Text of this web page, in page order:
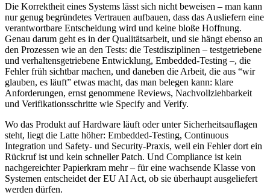
Die Korrektheit eines Systems lässt sich nicht beweisen – man kann
nur genug begründetes Vertrauen aufbauen, dass das Ausliefern eine
verantwortbare Entscheidung wird und keine bloße Hoffnung.
Genau darum geht es in der Qualitätsarbeit, und sie hängt ebenso an
den Prozessen wie an den Tests: die Testdisziplinen – testgetriebene
und verhaltensgetriebene Entwicklung, Embedded-Testing –, die
Fehler früh sichtbar machen, und daneben die Arbeit, die aus “wir
glauben, es läuft” etwas macht, das man belegen kann: klare
Anforderungen, ernst genommene Reviews, Nachvollziehbarkeit
und Verifikationsschritte wie Specify and Verify.
Wo das Produkt auf Hardware läuft oder unter Sicherheitsauflagen
steht, liegt die Latte höher: Embedded-Testing, Continuous
Integration und Safety- und Security-Praxis, weil ein Fehler dort ein
Rückruf ist und kein schneller Patch. Und Compliance ist kein
nachgereichter Papierkram mehr – für eine wachsende Klasse von
Systemen entscheidet der EU AI Act, ob sie überhaupt ausgeliefert
werden dürfen.